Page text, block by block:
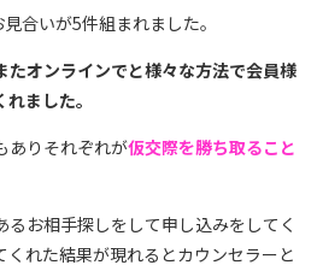
合いが5件組まれました。
たオンラインでと様々な方法で会員様
ました。
ありそれぞれが仮交際を勝ち取ること
お相手探しをして申し込みをしてく
くれた結果が現れるとカウンセラーと